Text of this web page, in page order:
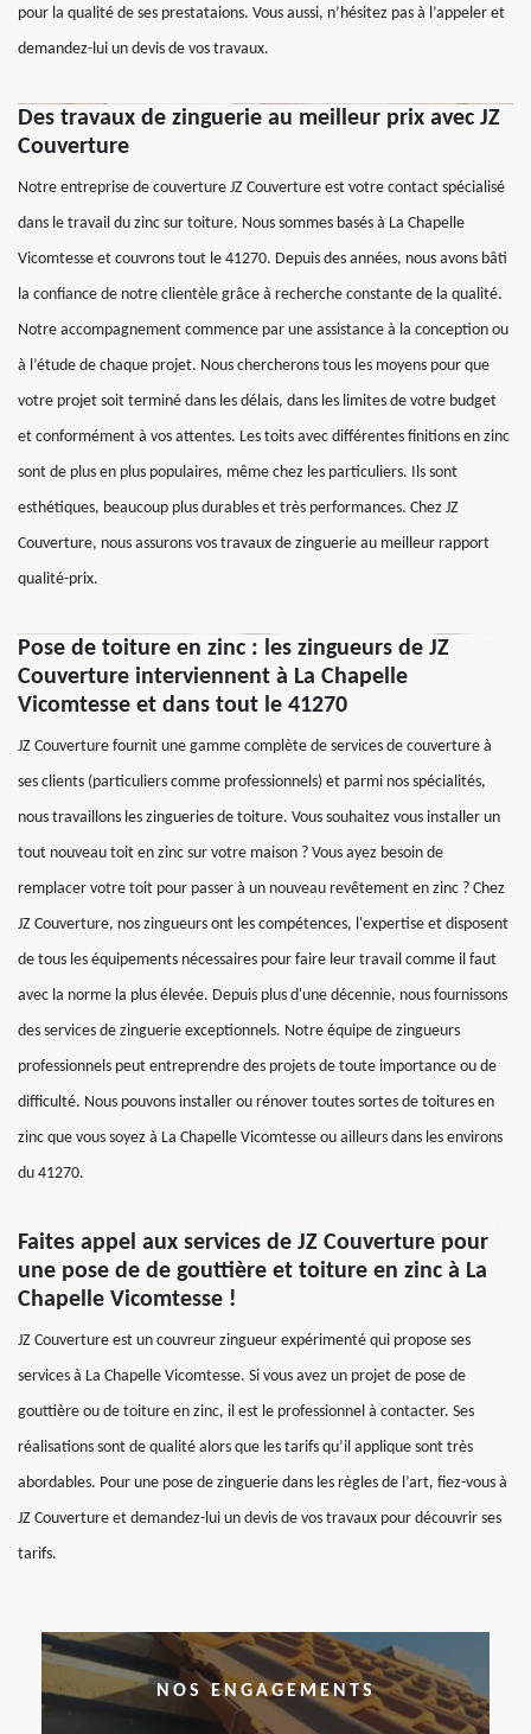
pour la qualité de ses prestataions. Vous aussi, n’hésitez pas à l’appeler et
demandez-lui un devis de vos travaux.
Des travaux de zinguerie au meilleur prix avec JZ
Couverture
Notre entreprise de couverture JZ Couverture est votre contact spécialisé
dans le travail du zinc sur toiture. Nous sommes basés à La Chapelle
Vicomtesse et couvrons tout le 41270. Depuis des années, nous avons bâti
la confiance de notre clientèle grâce à recherche constante de la qualité.
Notre accompagnement commence par une assistance à la conception ou
à l’étude de chaque projet. Nous chercherons tous les moyens pour que
votre projet soit terminé dans les délais, dans les limites de votre budget
et conformément à vos attentes. Les toits avec différentes finitions en zinc
sont de plus en plus populaires, même chez les particuliers. Ils sont
esthétiques, beaucoup plus durables et très performances. Chez JZ
Couverture, nous assurons vos travaux de zinguerie au meilleur rapport
qualité-prix.
Pose de toiture en zinc : les zingueurs de JZ
Couverture interviennent à La Chapelle
Vicomtesse et dans tout le 41270
JZ Couverture fournit une gamme complète de services de couverture à
ses clients (particuliers comme professionnels) et parmi nos spécialités,
nous travaillons les zingueries de toiture. Vous souhaitez vous installer un
tout nouveau toit en zinc sur votre maison ? Vous ayez besoin de
remplacer votre toit pour passer à un nouveau revêtement en zinc ? Chez
JZ Couverture, nos zingueurs ont les compétences, l'expertise et disposent
de tous les équipements nécessaires pour faire leur travail comme il faut
avec la norme la plus élevée. Depuis plus d'une décennie, nous fournissons
des services de zinguerie exceptionnels. Notre équipe de zingueurs
professionnels peut entreprendre des projets de toute importance ou de
difficulté. Nous pouvons installer ou rénover toutes sortes de toitures en
zinc que vous soyez à La Chapelle Vicomtesse ou ailleurs dans les environs
du 41270.
Faites appel aux services de JZ Couverture pour
une pose de de gouttière et toiture en zinc à La
Chapelle Vicomtesse !
JZ Couverture est un couvreur zingueur expérimenté qui propose ses
services à La Chapelle Vicomtesse. Si vous avez un projet de pose de
gouttière ou de toiture en zinc, il est le professionnel à contacter. Ses
réalisations sont de qualité alors que les tarifs qu’il applique sont très
abordables. Pour une pose de zinguerie dans les règles de l’art, fiez-vous à
JZ Couverture et demandez-lui un devis de vos travaux pour découvrir ses
tarifs.
NOS ENGAGEMENTS